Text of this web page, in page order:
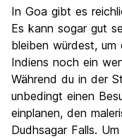
In Goa gibt es
Es kann sogar gut
bleiben würdest, um
Indiens noch ein
Während du in der
unbedingt einen
einplanen, den
Dudhsagar Falls.